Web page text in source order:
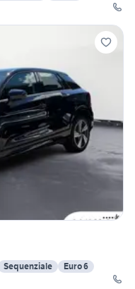
Sequenziale
Euro 6